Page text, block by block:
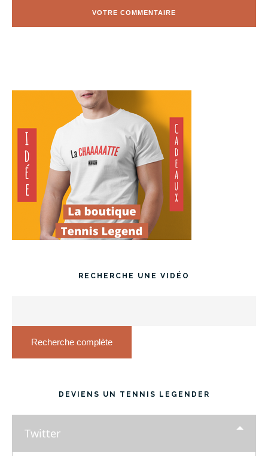
RECHERCHE UNE VIDÉO
Recherche complète
DEVIENS UN TENNIS LEGENDER
Twitter